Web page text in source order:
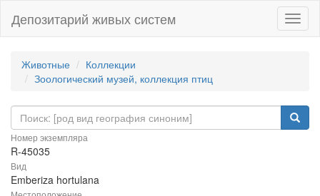
Депозитарий живых систем
Животные
Коллекции
Зоологический музей, коллекция птиц
Номер экземпляра
R-45035
Вид
Emberiza hortulana